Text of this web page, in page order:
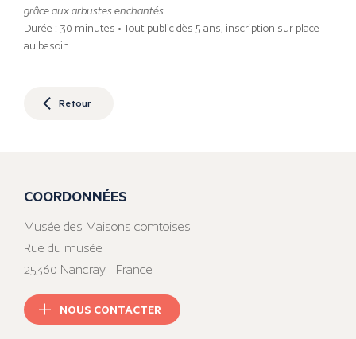
grâce aux arbustes enchantés
Durée : 30 minutes • Tout public dès 5 ans, inscription sur place
au besoin
Retour
COORDONNÉES
Musée des Maisons comtoises
Rue du musée
25360 Nancray - France
NOUS CONTACTER